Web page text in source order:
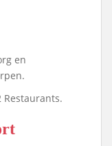
en
Restaurants.